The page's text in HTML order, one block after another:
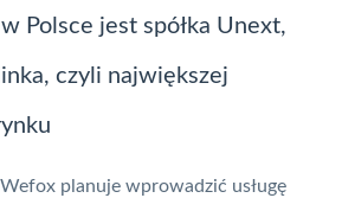
Polsce jest spółka Unext,
czyli największej
Wefox planuje wprowadzić usługę